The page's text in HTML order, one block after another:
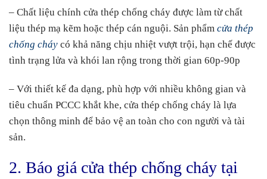
– Chất liệu chính cửa thép chống cháy được làm từ chất
liệu thép mạ kẽm hoặc thép cán nguội. Sản phẩm cửa thép
chống cháy có khả năng chịu nhiệt vượt trội, hạn chế được
tình trạng lửa và khói lan rộng trong thời gian 60p-90p
– Với thiết kế đa dạng, phù hợp với nhiều không gian và
tiêu chuẩn PCCC khắt khe, cửa thép chống cháy là lựa
chọn thông minh để bảo vệ an toàn cho con người và tài
sản.
2. Báo giá cửa thép chống cháy tại